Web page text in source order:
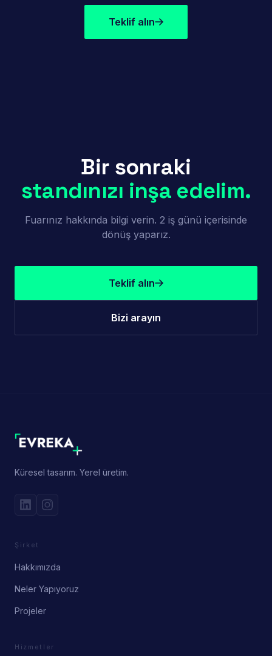
Teklif alın
Bir sonraki
standınızı inşa edelim.
Fuarınız hakkında bilgi verin. 2 iş günü içerisinde
dönüş yaparız.
Teklif alın
Bizi arayın
Küresel tasarım. Yerel üretim.
Şirket
Hakkımızda
Neler Yapıyoruz
Projeler
Hizmetler